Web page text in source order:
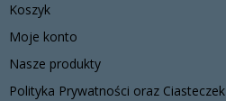
Koszyk
Moje konto
Nasze produkty
Polityka Prywatności oraz Ciasteczek